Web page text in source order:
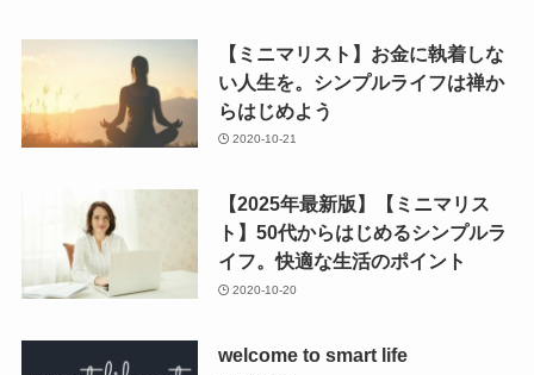
【ミニマリスト】お金に執着しな
い人生を。シンプルライフは禅か
らはじめよう
2020-10-21
【2025年最新版】【ミニマリス
ト】50代からはじめるシンプルラ
イフ。快適な生活のポイント
2020-10-20
welcome to smart life